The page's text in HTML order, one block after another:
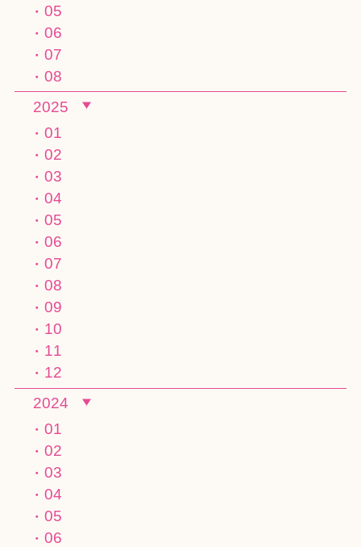
05
06
07
08
2025
01
02
03
04
05
06
07
08
09
10
11
12
2024
01
02
03
04
05
06